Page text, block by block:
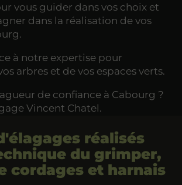
vous guider dans vos choix et
dans la réalisation de vos
à notre expertise pour
arbres et de vos espaces verts.
de confiance à Cabourg ?
Vincent Chatel.
réalisés
du grimper,
cordages et harnais